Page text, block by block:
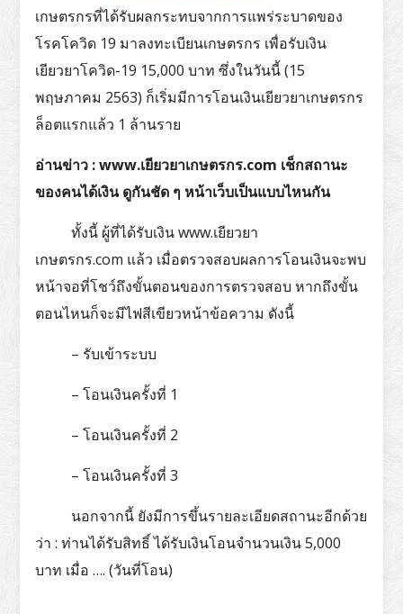
เกษตรกรที่ได้รับผลกระทบจากการแพร่ระบาดของ
โรคโควิด 19 มาลงทะเบียนเกษตรกร เพื่อรับเงิน
เยียวยาโควิด-19 15,000 บาท ซึ่งในวันนี้ (15
พฤษภาคม 2563) ก็เริ่มมีการโอนเงินเยียวยาเกษตรกร
ล็อตแรกแล้ว 1 ล้านราย
อ่านข่าว : www.เยียวยาเกษตรกร.com เช็กสถานะ
ของคนได้เงิน ดูกันชัด ๆ หน้าเว็บเป็นแบบไหนกัน
ทั้งนี้ ผู้ที่ได้รับเงิน www.เยียวยา
เกษตรกร.com แล้ว เมื่อตรวจสอบผลการโอนเงินจะพบ
หน้าจอที่โชว์ถึงขั้นตอนของการตรวจสอบ หากถึงขั้น
ตอนไหนก็จะมีไฟสีเขียวหน้าข้อความ ดังนี้
– รับเข้าระบบ
– โอนเงินครั้งที่ 1
– โอนเงินครั้งที่ 2
– โอนเงินครั้งที่ 3
นอกจากนี้ ยังมีการขึ้นรายละเอียดสถานะอีกด้วย
ว่า : ท่านได้รับสิทธิ์ ได้รับเงินโอนจำนวนเงิน 5,000
บาท เมื่อ …. (วันที่โอน)